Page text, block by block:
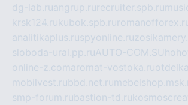
dg-lab.ruangrup.ru recruiter.spb.ru
krsk124.rukubok.spb.ru
analitikaplus.ruspyonline.ru
sloboda-ural.pp.ruAUTO-COM.SU
online-z.comaromat-vostoka.ru
mobilvest.rubbd.net.ru
smp-forum.rubastion-td.ru